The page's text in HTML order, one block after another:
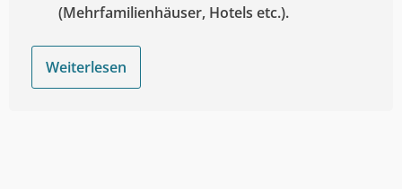
(Mehrfamilienhäuser, Hotels etc.).
Weiterlesen